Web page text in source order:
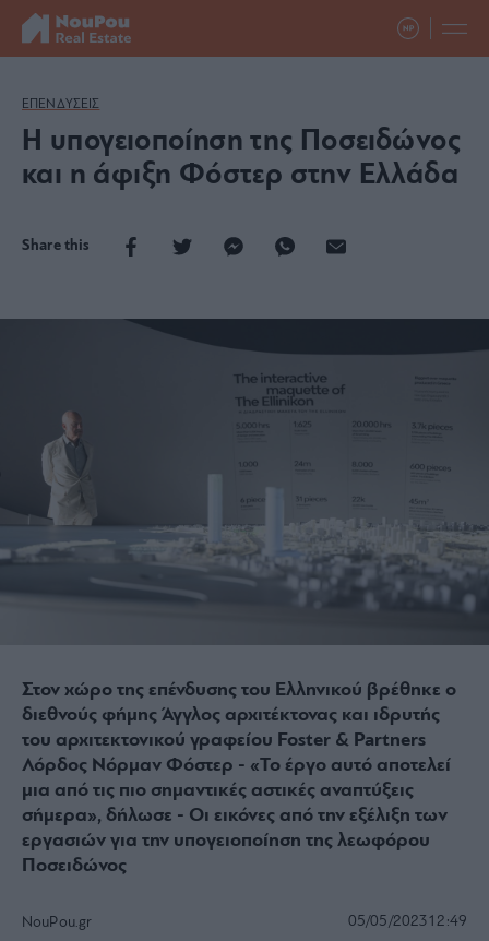
ΕΠΕΝΔΥΣΕΙΣ
Η υπογειοποίηση της Ποσειδώνος
και η άφιξη Φόστερ στην Ελλάδα
Share this
Στον χώρο της επένδυσης του Ελληνικού βρέθηκε ο
διεθνούς φήμης Άγγλος αρχιτέκτονας και ιδρυτής
του αρχιτεκτονικού γραφείου Foster & Partners
Λόρδος Νόρμαν Φόστερ - «Το έργο αυτό αποτελεί
μια από τις πιο σημαντικές αστικές αναπτύξεις
σήμερα», δήλωσε - Οι εικόνες από την εξέλιξη των
εργασιών για την υπογειοποίηση της λεωφόρου
Ποσειδώνος
NouPou.gr 05/05/202312:49